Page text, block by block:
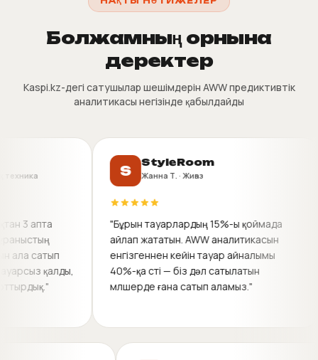
Болжамның орнына
деректер
Kaspi.kz-дегі сатушылар шешімдерін AWW предиктивтік
аналитикасы негізінде қабылдайды
қалды,
StyleRoom
Жанна Т. · Жиһаз
"Бұрын тауарлардың 15%-ы қоймада
айлап жататын. AWW аналитикасын
енгізгеннен кейін тауар айналымы
40%-қа өсті — біз дәл сатылатын
мөлшерде ғана сатып аламыз."